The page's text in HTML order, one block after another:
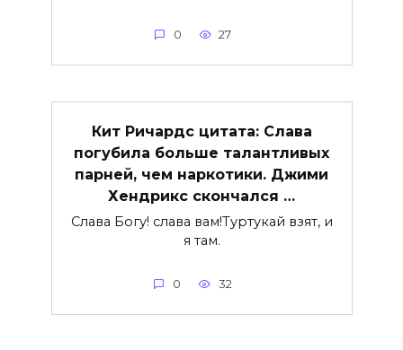
0 27
Кит Ричардс цитата: Слава
погубила больше талантливых
парней, чем наркотики. Джими
Хендрикс скончался …
Слава Богу! слава вам!Туртукай взят, и
я там.
0 32